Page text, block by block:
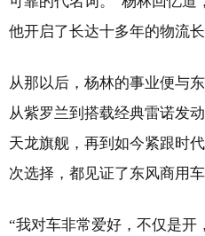
他开启了长达十多年的物流长
从那以后，杨林的事业便与
从紫罗兰到搭载经典雷诺发
天龙旗舰，再到如今紧跟时
次选择，都见证了东风商用车
“我对车非常爱好，不仅是开